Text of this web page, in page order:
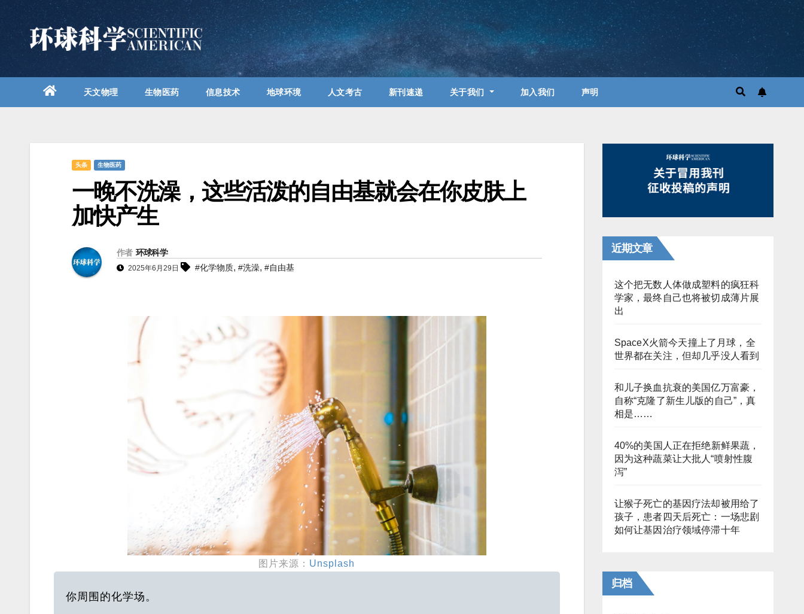
天文物理 生物医药 信息技术 地球环境 人文考古 新刊速递 关于我们 加入我们 声明
头条 生物医药
一晚不洗澡，这些活泼的自由基就会在你皮肤上
加快产生
作者 环球科学
2025年6月29日 #化学物质, #洗澡, #自由基
图片来源： Unsplash
你周围的化学场。
近期文章
这个把无数人体做成塑料的疯狂科
学家，最终自己也将被切成薄片展
出
SpaceX火箭今天撞上了月球，全
世界都在关注，但却几乎没人看到
和儿子换血抗衰的美国亿万富豪，
自称“克隆了新生儿版的自己”，真
相是……
40%的美国人正在拒绝新鲜果蔬，
因为这种蔬菜让大批人“喷射性腹
泻”
让猴子死亡的基因疗法却被用给了
孩子，患者四天后死亡：一场悲剧
如何让基因治疗领域停滞十年
归档